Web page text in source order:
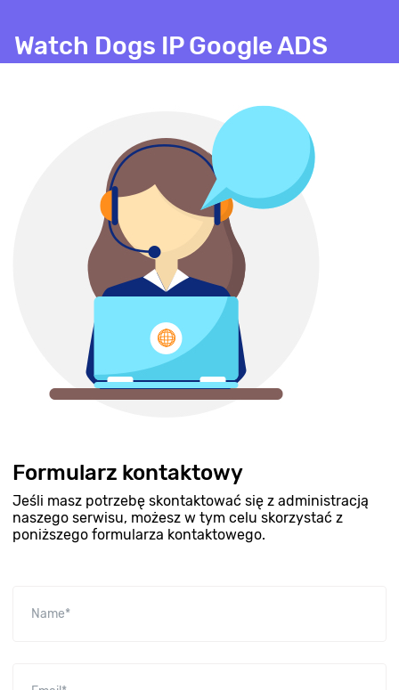
Watch Dogs IP Google ADS
Formularz kontaktowy
Jeśli masz potrzebę skontaktować się z administracją
naszego serwisu, możesz w tym celu skorzystać z
poniższego formularza kontaktowego.